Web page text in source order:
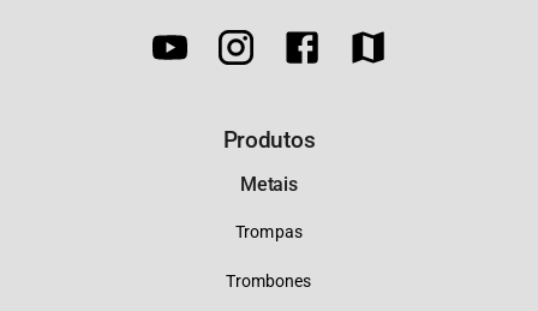
Produtos
Metais
Trompas
Trombones